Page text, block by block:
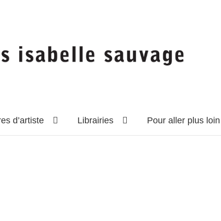
d’artiste Librairies Pour aller plus